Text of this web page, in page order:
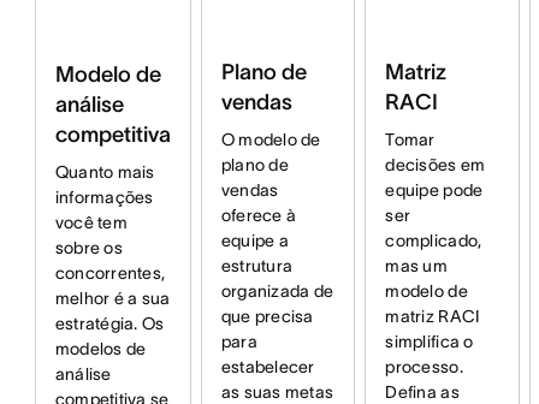
Modelo de
análise
competitiva
Quanto mais
informações
você tem
sobre os
concorrentes,
melhor é a sua
estratégia. Os
modelos de
análise
competitiva se
Plano de
vendas
O modelo de
plano de
vendas
oferece à
equipe a
estrutura
organizada de
que precisa
para
estabelecer
as suas metas
Matriz
RACI
Tomar
decisões em
equipe pode
ser
complicado,
mas um
modelo de
matriz RACI
simplifica o
processo.
Defina as